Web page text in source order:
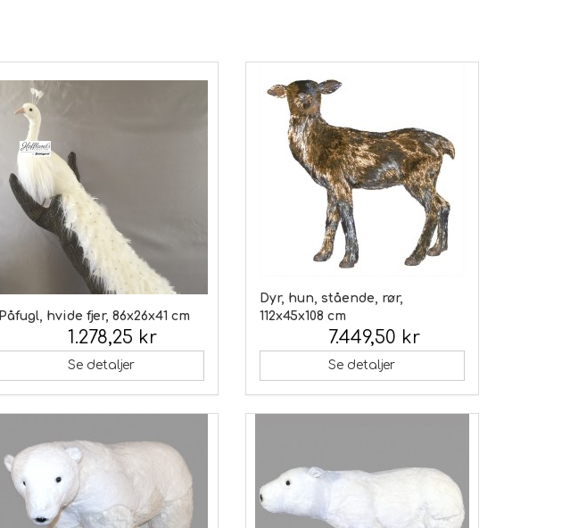
Påfugl, hvide fjer, 86x26x41 cm
1.278,25 kr
Se detaljer
Dyr, hun, stående, rør,
112x45x108 cm
7.449,50 kr
Se detaljer